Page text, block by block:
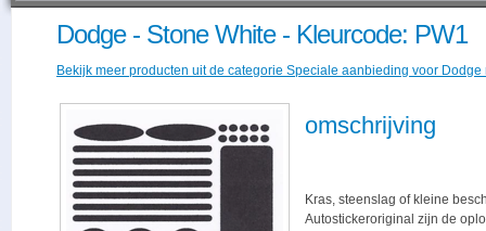
Dodge - Stone White - Kleurcode: PW1
Bekijk meer producten uit de categorie Speciale aanbieding voor Dodge
omschrijving
Kras, steenslag of kleine
Autostickeroriginal zijn de